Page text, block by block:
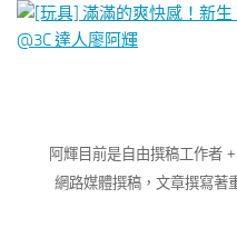
阿輝目前是自由撰稿工作者
網路媒體撰稿，文章撰寫著